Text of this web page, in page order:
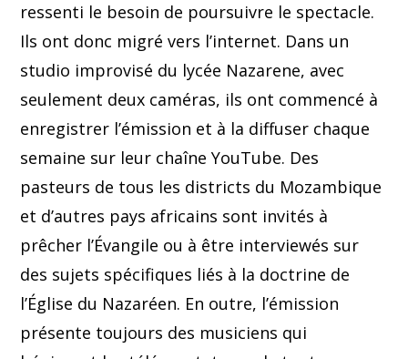
ressenti le besoin de poursuivre le spectacle.
Ils ont donc migré vers l’internet. Dans un
studio improvisé du lycée Nazarene, avec
seulement deux caméras, ils ont commencé à
enregistrer l’émission et à la diffuser chaque
semaine sur leur chaîne YouTube. Des
pasteurs de tous les districts du Mozambique
et d’autres pays africains sont invités à
prêcher l’Évangile ou à être interviewés sur
des sujets spécifiques liés à la doctrine de
l’Église du Nazaréen. En outre, l’émission
présente toujours des musiciens qui